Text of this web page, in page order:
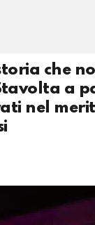
che
a
nel